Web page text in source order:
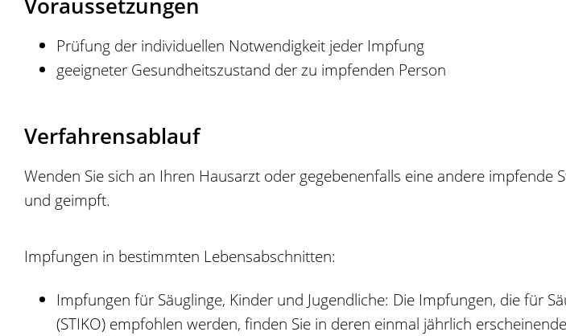
Voraussetzungen
Prüfung der individuellen Notwendigkeit jeder Impfung
geeigneter Gesundheitszustand der zu impfenden Person
Verfahrensablauf
Wenden Sie sich an Ihren Hausarzt oder gegebenenfalls eine andere
und geimpft.
Impfungen in bestimmten Lebensabschnitten:
Impfungen für Säuglinge, Kinder und Jugendliche: Die Impfungen, die für
(STIKO) empfohlen werden, finden Sie in deren einmal jährlich